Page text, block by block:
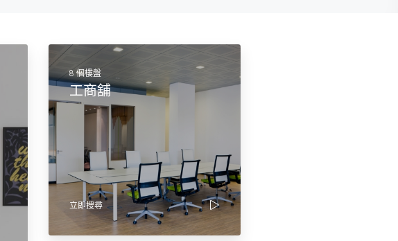
8 個樓盤
工商舖
立即搜尋